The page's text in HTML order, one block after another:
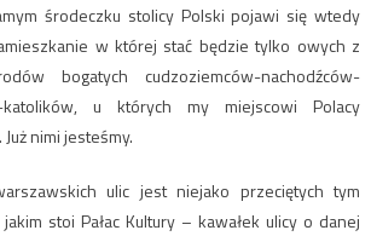
środeczku stolicy Polski pojawi się wtedy
w której stać będzie tylko owych z
bogatych cudzoziemców-nachodźców-
katolików, u których my miejscowi Polacy
nimi jesteśmy.
ulic jest niejako przeciętych tym
stoi Pałac Kultury – kawałek ulicy o danej